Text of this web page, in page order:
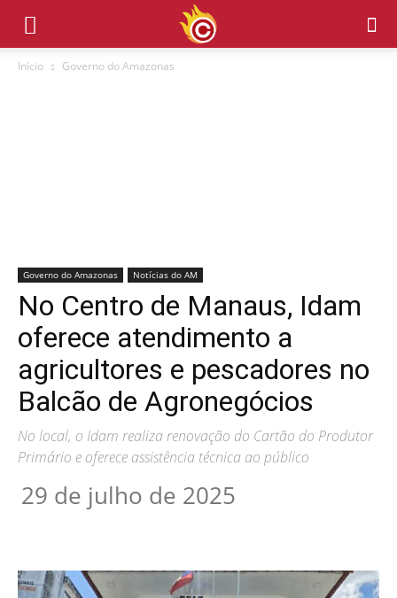
Início Governo do Amazonas
Governo do Amazonas Notícias do AM
No Centro de Manaus, Idam
oferece atendimento a
agricultores e pescadores no
Balcão de Agronegócios
No local, o Idam realiza renovação do Cartão do Produtor
Primário e oferece assistência técnica ao público
29 de julho de 2025